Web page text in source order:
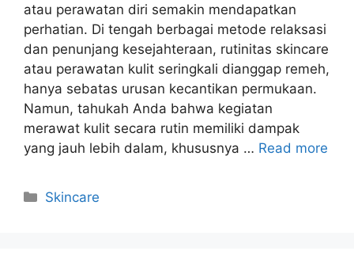
atau perawatan diri semakin mendapatkan
perhatian. Di tengah berbagai metode relaksasi
dan penunjang kesejahteraan, rutinitas skincare
atau perawatan kulit seringkali dianggap remeh,
hanya sebatas urusan kecantikan permukaan.
Namun, tahukah Anda bahwa kegiatan
merawat kulit secara rutin memiliki dampak
yang jauh lebih dalam, khususnya … Read more
Kategori
Skincare